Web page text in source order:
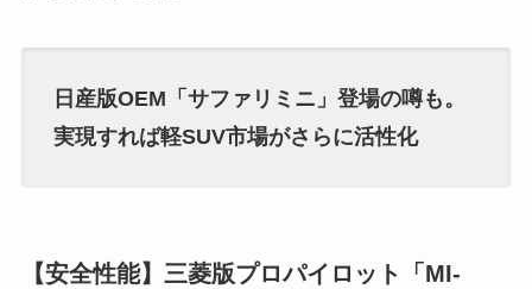
日産版OEM「サファリミニ」登場の噂も。
実現すれば軽SUV市場がさらに活性化
【安全性能】三菱版プロパイロット「MI-